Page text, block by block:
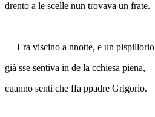
drento a le scelle nun trovava un frate.
Era viscino a nnotte, e un pispillorio
già sse sentiva in de la cchiesa piena,
cuanno senti che ffa ppadre Grigorio.